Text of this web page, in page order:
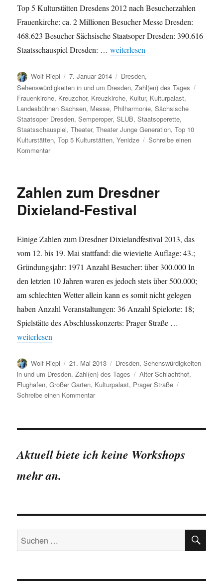
Top 5 Kulturstätten Dresdens 2012 nach Besucherzahlen
Frauenkirche: ca. 2 Millionen Besucher Messe Dresden:
468.623 Besucher Sächsische Staatsoper Dresden: 390.616
Staatsschauspiel Dresden: …„Dresdner Kulturstätten:
weiterlesen
Autor
Wolf Riepl
Veröffentlicht
am
7. Januar 2014 Kategorien
Dresden,
Sehenswürdigkeiten in und um Dresden,Zahl(en) des Tages
Frauenkirche, Kreuzchor, Kreuzkirche, Kultur, Kulturpalast,
Landesbühnen Sachsen, Messe, Philharmonie,Sächsische
Staatsoper Dresden,Semperoper,SLUB,Staatsoperette,
Staatsschauspiel,Theater,Theater Junge Generation,Top 10
Kulturstätten,Top 5 Kulturstätten,Yenidze
Schreibe einen
Kommentarzu
in
Kategorie
Veranstaltungsstätten
Zahlen zum Dresdner
Dixieland-Festival
Einige Zahlen zum Dresdner Dixielandfestival 2013, das
vom 12. bis 19. Mai stattfand: die wievielte Auflage: 43.;
Gründungsjahr: 1971 Anzahl Besucher: über 300.000 In
den letzten 10 Jahren waren es jedoch stets über 500.000;
am schlechten Wetter allein kann es somit nicht gelegen
haben Anzahl Veranstaltungen: 36 Anzahl Spielorte: 18;
Spielstätte des Abschlusskonzerts: Prager Straße …
„Zahlen zum Dresdner Dixieland-Festival“
weiterlesen
Autor
Wolf Riepl
Veröffentlicht
am
21. Mai 2013 Kategorien
Dresden,Sehenswürdigkeiten
in und um Dresden,Zahl(en) des Tages Schlagwörter
Alter Schlachthof,
Flughafen,Großer Garten, Kulturpalast, Prager Straße
Schreibe einen Kommentarzu
Aktuell biete ich keine Workshops
mehr an.
Suchen
nach: